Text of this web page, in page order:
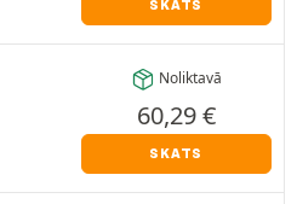
SKATS
Noliktavā
60,29€
SKATS